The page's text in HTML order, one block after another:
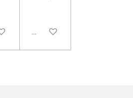
In winkelwagen